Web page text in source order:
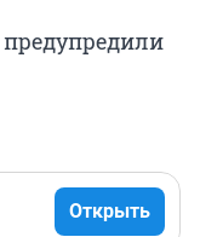
Открыть